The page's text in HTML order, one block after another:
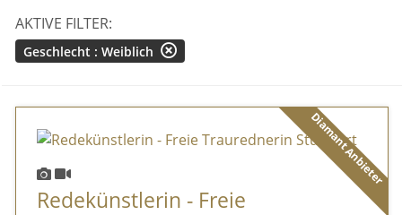
AKTIVE FILTER:
Geschlecht : Weiblich
Diamant Anbieter
Redekünstlerin - Freie